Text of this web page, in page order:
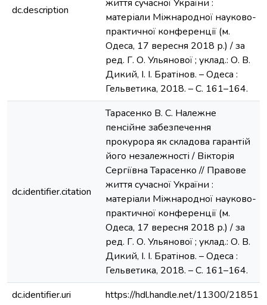
dc.description
життя сучасної України :
матеріали Міжнародної науково-
практичної конференції (м.
Одеса, 17 вересня 2018 р.) / за
ред. Г. О. Ульянової ; уклад.: О. В.
Дикий, І. І. Братінов. – Одеса :
Гельветика, 2018. – С. 161–164.
dc.identifier.citation
Тарасенко В. С. Належне
пенсійне забезпечення
прокурора як складова гарантій
його незалежності / Вікторія
Сергіївна Тарасенко // Правове
життя сучасної України :
матеріали Міжнародної науково-
практичної конференції (м.
Одеса, 17 вересня 2018 р.) / за
ред. Г. О. Ульянової ; уклад.: О. В.
Дикий, І. І. Братінов. – Одеса :
Гельветика, 2018. – С. 161–164.
dc.identifier.uri
https://hdl.handle.net/11300/21851